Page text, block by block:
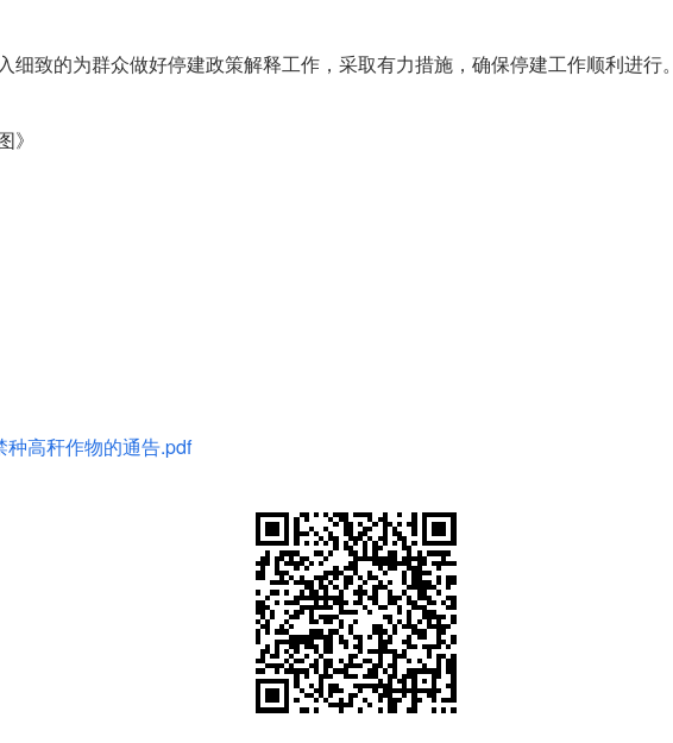
细致的为群众做好停建政策解释工作，采取有力措施，确保停建工作顺利进行。
》
高秆作物的通告.pdf